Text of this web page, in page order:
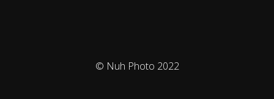
© Nuh Photo 2022